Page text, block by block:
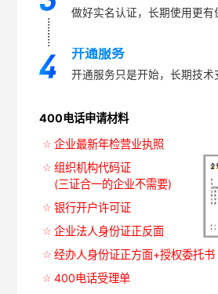
做好实名认证，长期使用更有
开通服务
开通服务只是开始，长期技术
400电话申请材料
企业最新年检营业执照
组织机构代码证
(三证合一的企业不需要)
银行开户许可证
企业法人身份证正反面
经办人身份证正方面+授权委托书
400电话受理单